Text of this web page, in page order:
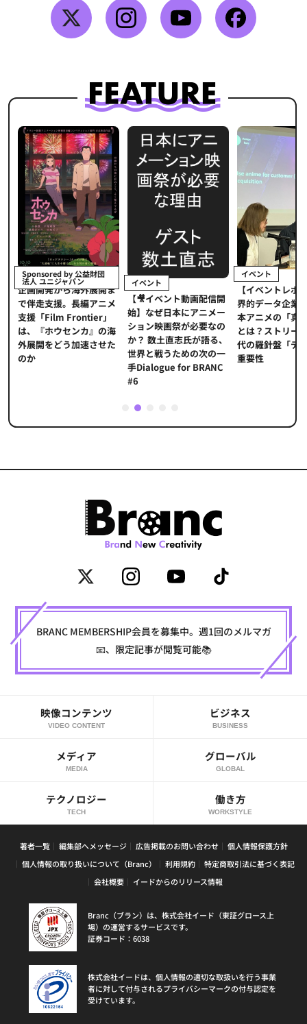
Sponsored by 公益財団
法人 ユニジャパン
企画開発から海外展開ま
で伴走支援。長編アニメ
支援「Film Frontier」
は、『ホウセンカ』の海
外展開をどう加速させた
のか
イベント
【🎥イベント動画配信開
始】なぜ日本にアニメー
ション映画祭が必要なの
か？ 数土直志氏が語る、
世界と戦うための次の一
手Dialogue for BRANC
#6
イベント
【イベントレポ
界的データ企業
本アニメの「真
とは？ストリー
代の羅針盤「デ
重要性
2
BRANC MEMBERSHIP会員を募集中。週1回のメルマガ
📧、限定記事が閲覧可能📚
映像コンテンツ
VIDEO CONTENT
ビジネス
BUSINESS
メディア
MEDIA
グローバル
GLOBAL
テクノロジー
TECH
働き方
WORKSTYLE
著者一覧 編集部へメッセージ 広告掲載のお問い合わせ
個人情報保護方針
個人情報の取り扱いについて（Branc）
利用規約
特定商取引法に基づく表記
会社概要
イードからのリリース情報
Branc（ブラン）は、株式会社イード（東証グロース上
場）の運営するサービスです。
証券コード：6038
株式会社イードは、個人情報の適切な取扱いを行う事業
者に対して付与されるプライバシーマークの付与認定を
受けています。